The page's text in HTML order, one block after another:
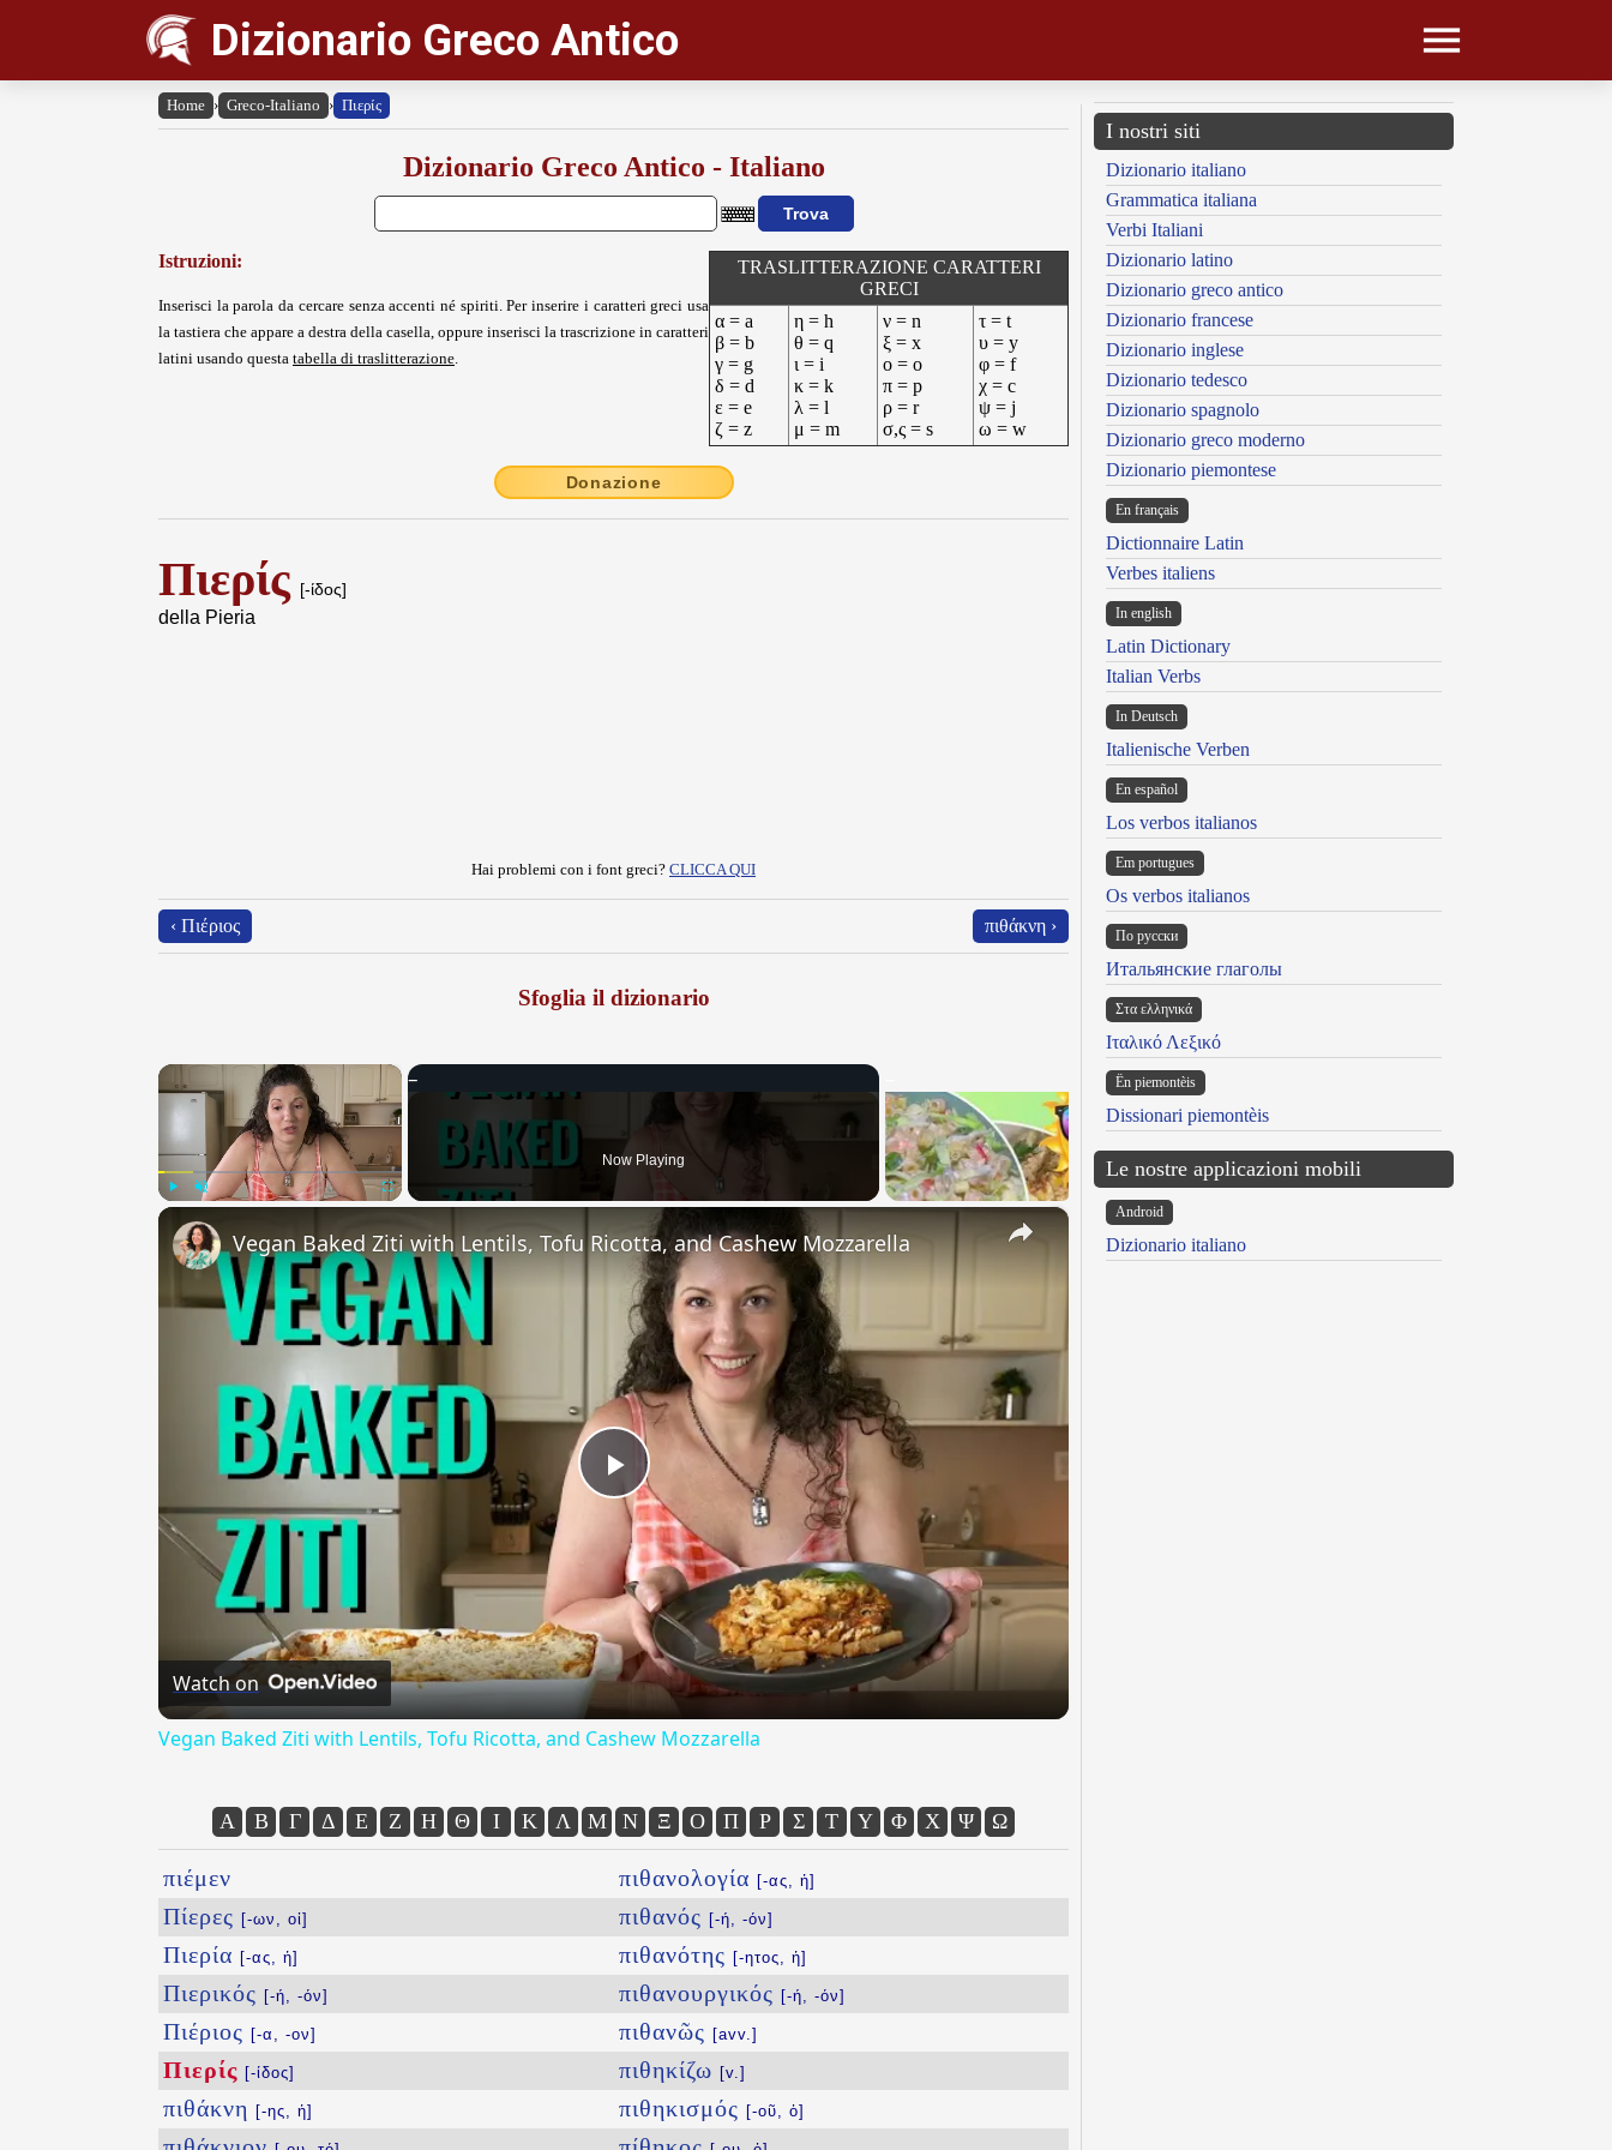
Dizionario Greco Antico
Home › Greco-Italiano › Πιερίς
Dizionario Greco Antico - Italiano
Istruzioni:
Inserisci la parola da cercare senza accenti né spiriti. Per inserire i caratteri greci usa
la tastiera che appare a destra della casella, oppure inserisci la trascrizione in caratteri
latini usando questa tabella di traslitterazione.
TRASLITTERAZIONE CARATTERI
GRECI
α = a
β = b
γ = g
δ = d
ε = e
ζ = z
η = h
θ = q
ι = i
κ = k
λ = l
μ = m
ν = n
ξ = x
ο = o
π = p
ρ = r
σ,ς = s
τ = t
υ = y
φ = f
χ = c
ψ = j
ω = w
Donazione
Πιερίς [-ίδος]
della Pieria
Hai problemi con i font greci? CLICCA QUI
‹ Πιέριος πιθάκνη ›
Sfoglia il dizionario
×
Now Playing
×
Play
Video
Vegan Baked Ziti with Lentils, Tofu Ricotta, and Cashew Mozzarella
Watch on
Vegan Baked Ziti with Lentils, Tofu Ricotta, and Cashew Mozzarella
Α Β Γ Δ Ε Ζ Η Θ Ι Κ Λ Μ Ν Ξ Ο Π Ρ Σ Τ Υ Φ Χ Ψ Ω
πιέμεν
Πίερες [-ων, οἱ]
Πιερία [-ας, ἡ]
Πιερικός [-ή, -όν]
Πιέριος [-α, -ον]
Πιερίς [-ίδος]
πιθάκνη [-ης, ἡ]
πιθανολογία [-ας, ἡ]
πιθανός [-ή, -όν]
πιθανότης [-ητος, ἡ]
πιθανουργικός [-ή, -όν]
πιθανῶς [avv.]
πιθηκίζω [v.]
πιθηκισμός [-οῦ, ὁ]
I nostri siti
Dizionario italiano
Grammatica italiana
Verbi Italiani
Dizionario latino
Dizionario greco antico
Dizionario francese
Dizionario inglese
Dizionario tedesco
Dizionario spagnolo
Dizionario greco moderno
Dizionario piemontese
En français
Dictionnaire Latin
Verbes italiens
In english
Latin Dictionary
Italian Verbs
In Deutsch
Italienische Verben
En español
Los verbos italianos
Em portugues
Os verbos italianos
По русски
Итальянские глаголы
Στα ελληνικά
Ιταλικό Λεξικό
Ën piemontèis
Dissionari piemontèis
Le nostre applicazioni mobili
Android
Dizionario italiano